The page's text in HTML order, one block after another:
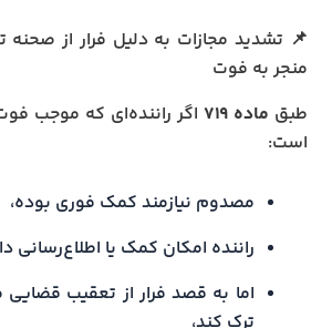
📌 تشدید مجازات به دلیل فرار از صحنه
منجر به فوت
طبق ماده ۷۱۹
اگر راننده‌ای که موجب
است:
مصدوم نیازمند کمک فوری بوده،
راننده امکان کمک یا اطلاع‌رسانی
اما به قصد فرار از تعقیب قضایی